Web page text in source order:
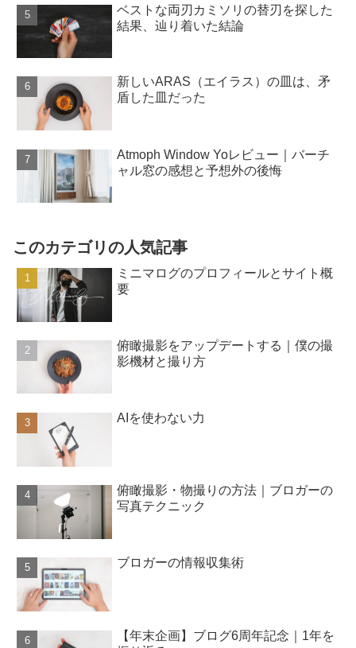
ベストな両刃カミソリの替刃を探した
結果、辿り着いた結論
新しいARAS（エイラス）の皿は、矛
盾した皿だった
Atmoph Window Yoレビュー｜バーチ
ャル窓の感想と予想外の後悔
このカテゴリの人気記事
ミニマログのプロフィールとサイト概
要
俯瞰撮影をアップデートする｜僕の撮
影機材と撮り方
AIを使わない力
俯瞰撮影・物撮りの方法｜ブロガーの
写真テクニック
ブロガーの情報収集術
【年末企画】ブログ6周年記念｜1年を